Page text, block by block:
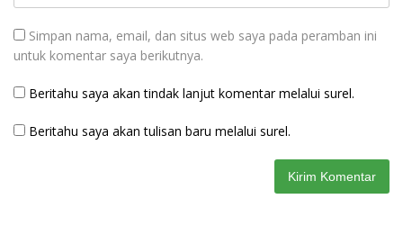
Simpan nama, email, dan situs web saya pada peramban ini
untuk komentar saya berikutnya.
Beritahu saya akan tindak lanjut komentar melalui surel.
Beritahu saya akan tulisan baru melalui surel.